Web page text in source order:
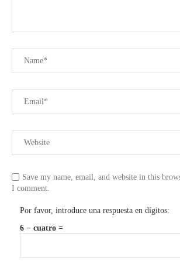
Save my name, email, and website in this
I comment.
Por favor, introduce una respuesta en dígitos:
6 − cuatro =